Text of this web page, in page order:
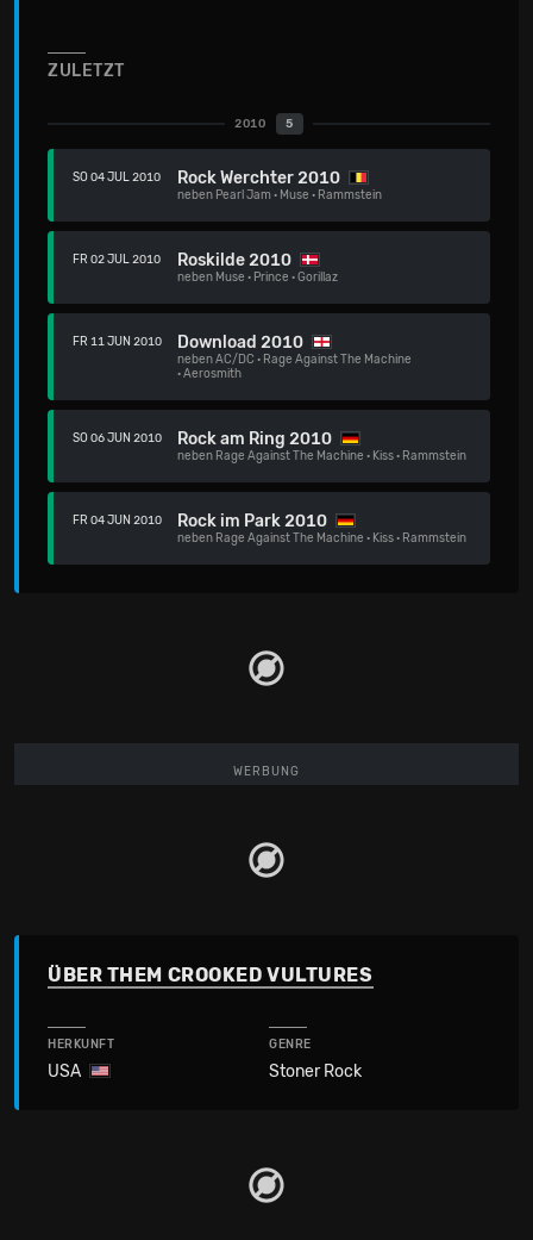
ZULETZT
2010 5
SO 04 JUL 2010 Rock Werchter 2010
neben Pearl Jam · Muse · Rammstein
FR 02 JUL 2010 Roskilde 2010
neben Muse · Prince ·Gorillaz
FR 11 JUN 2010 Download 2010
nebenAC/DC · Rage Against The Machine
·Aerosmith
SO 06 JUN 2010 Rock am Ring 2010
neben Rage Against The Machine · Kiss· Rammstein
FR 04 JUN 2010 Rock im Park 2010
neben Rage Against The Machine · Kiss· Rammstein
WERBUNG
ÜBER THEM CROOKED VULTURES
HERKUNFT
USA
GENRE
Stoner Rock